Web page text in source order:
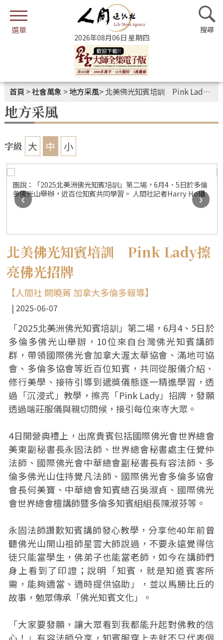
2026年08月06日 星期四
首頁 >社會萬象 >地方采風>北美佛光知賓培訓 Pink Lady擦亮佛光招牌
地方采風
字級 大 中 小
圖說：「2025北美洲佛光知賓培訓」第二場，6月4、5日於多倫
多佛光山舉辦，近百位知賓共同學習。 人間社記者Harry Ho攝
‹ ›
北美佛光知賓培訓 Pink Lady擦
亮佛光招牌
【人間社 闕曉菁 加拿大多倫多報導】
2025-06-07
「2025北美洲佛光知賓培訓」第二場，6月4、5日於
多倫多佛光山舉辦，10位來自台灣佛光知賓講師
群，帶領國際佛光會加拿大渥太華協會、滿地可協
會、多倫多協會等近百位知賓，共同從服儀介紹、
修行美學、接待引導到遞獎儀態逐一精進學習，透
過「沉浸式」教學，擦亮「Pink Lady」招牌，發願
透過端莊服儀與親切問候，接引每位來寺大眾。
4日開營典禮上，出席貴賓包括國際佛光會世界總會
美東副秘書長永固法師、世界總會秘書處主任覺仲
法師、國際佛光會中華總會副秘書長有容法師、多
倫多佛光山住持覺凡法師、國際佛光會多倫多協會
會長何美寶、中華總會知賓總召吳淑貞、國際佛光
會世界總會檀講師暨多倫多知賓組組長陳淑芬等。
永固法師讚歎知賓講師發心教學，分享他40年前曾
聽佛光山開山祖師星雲大師說過，不要永遠覺得信
徒只能當學生，佛弟子也能當老師，如今在講師們
身上看到了印證；說明「知賓，就是知道賓客所
需，能夠適當、適時提供協助」，並以馬勝比丘的
故事，勉眾傳承「佛光知賓文化」。
「大家要發願，讓大眾看到我都能升起對佛教的信